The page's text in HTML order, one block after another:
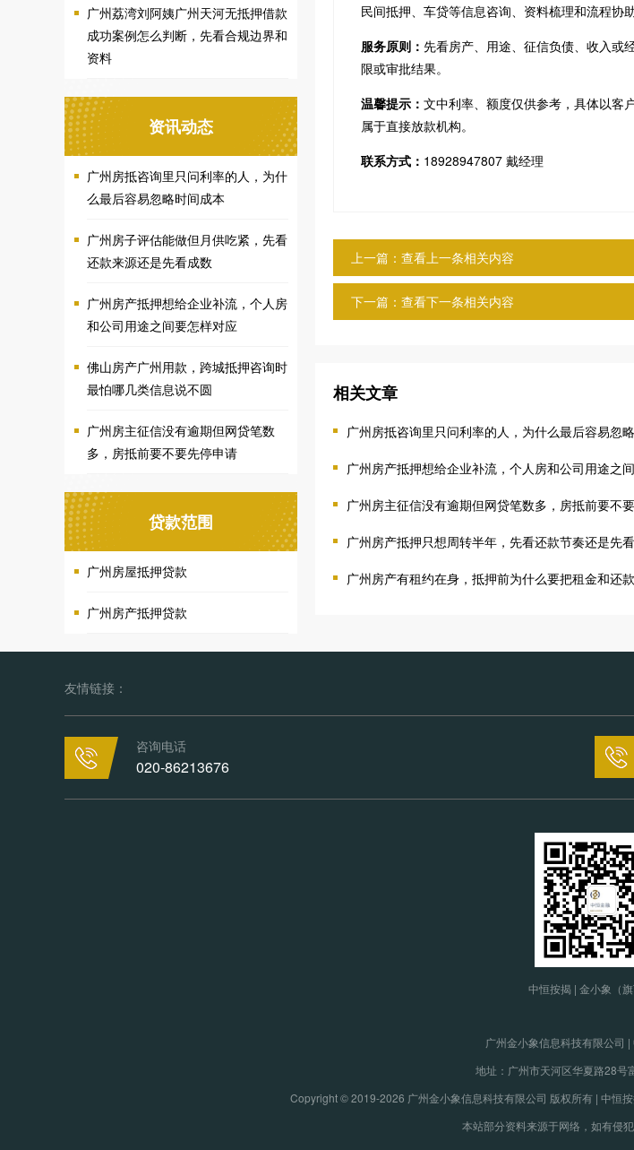
广州荔湾刘阿姨广州天河无抵押借款
成功案例怎么判断，先看合规边界和
资料
资讯动态
广州房抵咨询里只问利率的人，为什
么最后容易忽略时间成本
广州房子评估能做但月供吃紧，先看
还款来源还是先看成数
广州房产抵押想给企业补流，个人房
和公司用途之间要怎样对应
佛山房产广州用款，跨城抵押咨询时
最怕哪几类信息说不圆
广州房主征信没有逾期但网贷笔数
多，房抵前要不要先停申请
贷款范围
广州房屋抵押贷款
广州房产抵押贷款
民间抵押、车贷等信息咨询、资料梳理和流程协助
服务原则： 先看房产、用途、征信负债、收入或
限或审批结果。
温馨提示： 文中利率、额度仅供参考，具体以客
属于直接放款机构。
联系方式： 18928947807 戴经理
上一篇：查看上一条相关内容
下一篇：查看下一条相关内容
相关文章
广州房抵咨询里只问利率的人，为什么最后容易忽
广州房产抵押想给企业补流，个人房和公司用途之
广州房主征信没有逾期但网贷笔数多，房抵前要不
广州房产抵押只想周转半年，先看还款节奏还是先
广州房产有租约在身，抵押前为什么要把租金和还
友情链接：
咨询电话
020-86213676
中恒按揭 | 金小象（旗
广州金小象信息科技有限公司
地址：广州市天河区华夏路28号
Copyright © 2019-2026 广州金小象信息科技有限公司 版权所有 | 中恒按
本站部分资料来源于网络，如有侵